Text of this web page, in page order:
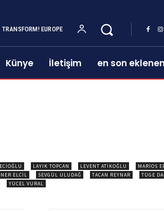
TRANSFORM! EUROPE
Künye İletişim en son
LAYIK TOPCAN LEVENT ATIKOĞLU
MARIOS
ELCIL SEVGÜL ULUDAĞ TACAN REYNAR
TÜGE
YÜCEL VURAL